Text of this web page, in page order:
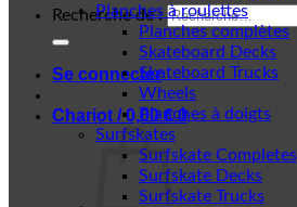
Recherche de :
Se connecter
Chariot /0,00€ 0
Planches à roulettes
Planches complètes
Skateboard Decks
Skateboard Trucks
Wheels
Planches à doigts
Surfskates
Surfskate Completes
Surfskate Decks
Surfskate Trucks